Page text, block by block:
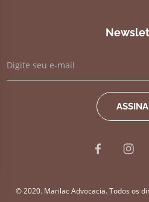
© 2020. Marilac Advocacia. Todos os